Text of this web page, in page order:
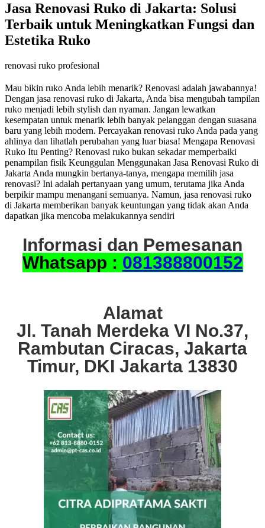
Jasa Renovasi Ruko di Jakarta: Solusi
Terbaik untuk Meningkatkan Fungsi dan
Estetika Ruko
renovasi ruko profesional
Mau bikin ruko Anda lebih menarik? Renovasi adalah jawabannya!
Dengan jasa renovasi ruko di Jakarta, Anda bisa mengubah tampilan
ruko menjadi lebih stylish dan nyaman. Jangan lewatkan
kesempatan untuk menarik lebih banyak pelanggan dengan suasana
baru yang lebih modern. Percayakan renovasi ruko Anda pada yang
ahlinya dan lihatlah perubahan yang luar biasa! Mengapa Renovasi
Ruko Itu Penting? Renovasi ruko bukan sekadar memperbaiki
penampilan fisik Keunggulan Menggunakan Jasa Renovasi Ruko di
Jakarta Anda mungkin bertanya-tanya, mengapa memilih jasa
renovasi? Ini adalah pertanyaan yang umum, terutama jika Anda
berpikir mampu menangani semuanya. Namun, jasa renovasi ruko
di Jakarta memberikan banyak keuntungan yang tidak akan Anda
dapatkan jika mencoba melakukannya sendiri
Informasi dan Pemesanan
Whatsapp : 081388800152
Alamat
Jl. Tanah Merdeka VI No.37,
Rambutan Ciracas, Jakarta
Timur, DKI Jakarta 13830